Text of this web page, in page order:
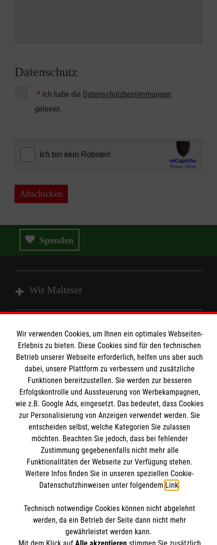
Datenschutz
* Ich habe die Datenschutzbestimmungen
gelesen.
Abschicken
Spenden
Wir Malteser
Angebote und Leistungen
Unsere Kurse
Mitwirken
Ansprechpartner
Standorte
Informationen
Kontakt
Impressum
Datenschutz
Barrierefreiheit
Medizinproduktesicherheit
Netiquette
Malteser online
Malteser bundesweit
Malteser im Bistum Mainz
Malteserorden
Malteser Jugend
Spendenkonto
Empfänger: Malteser Hilfsdienst e.V.
IBAN: DE53 3706 0193 4004 3550 11
BIC: GENODED1PAX
Soziale Netzwerke
Wir verwenden Cookies, um Ihnen ein optimales Webseiten-
Erlebnis zu bieten. Diese Cookies sind für den technischen
Betrieb unserer Webseite erforderlich, helfen uns aber auch
dabei, unsere Plattform zu verbessern und zusätzliche
Funktionen bereitzustellen. Sie werden zur besseren
Erfolgskontrolle und Aussteuerung von Werbekampagnen,
wie z.B. Google Ads, eingesetzt. Das bedeutet, dass Cookies
zur Personalisierung von Anzeigen verwendet werden. Sie
entscheiden selbst, welche Kategorien Sie zulassen
möchten. Beachten Sie jedoch, dass bei fehlender
Zustimmung gegebenenfalls nicht mehr alle
Funktionalitäten der Webseite zur Verfügung stehen.
Weitere Infos finden Sie in unseren speziellen Cookie-
Datenschutzhinweisen unter folgendem Link.
Technisch notwendige Cookies können nicht abgelehnt
werden, da ein Betrieb der Seite dann nicht mehr
gewährleistet werden kann.